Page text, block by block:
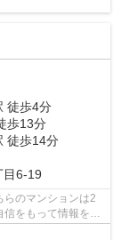
徒歩4分
歩13分
徒歩14分
目6-19
らのマンションは2
をもって情報を提